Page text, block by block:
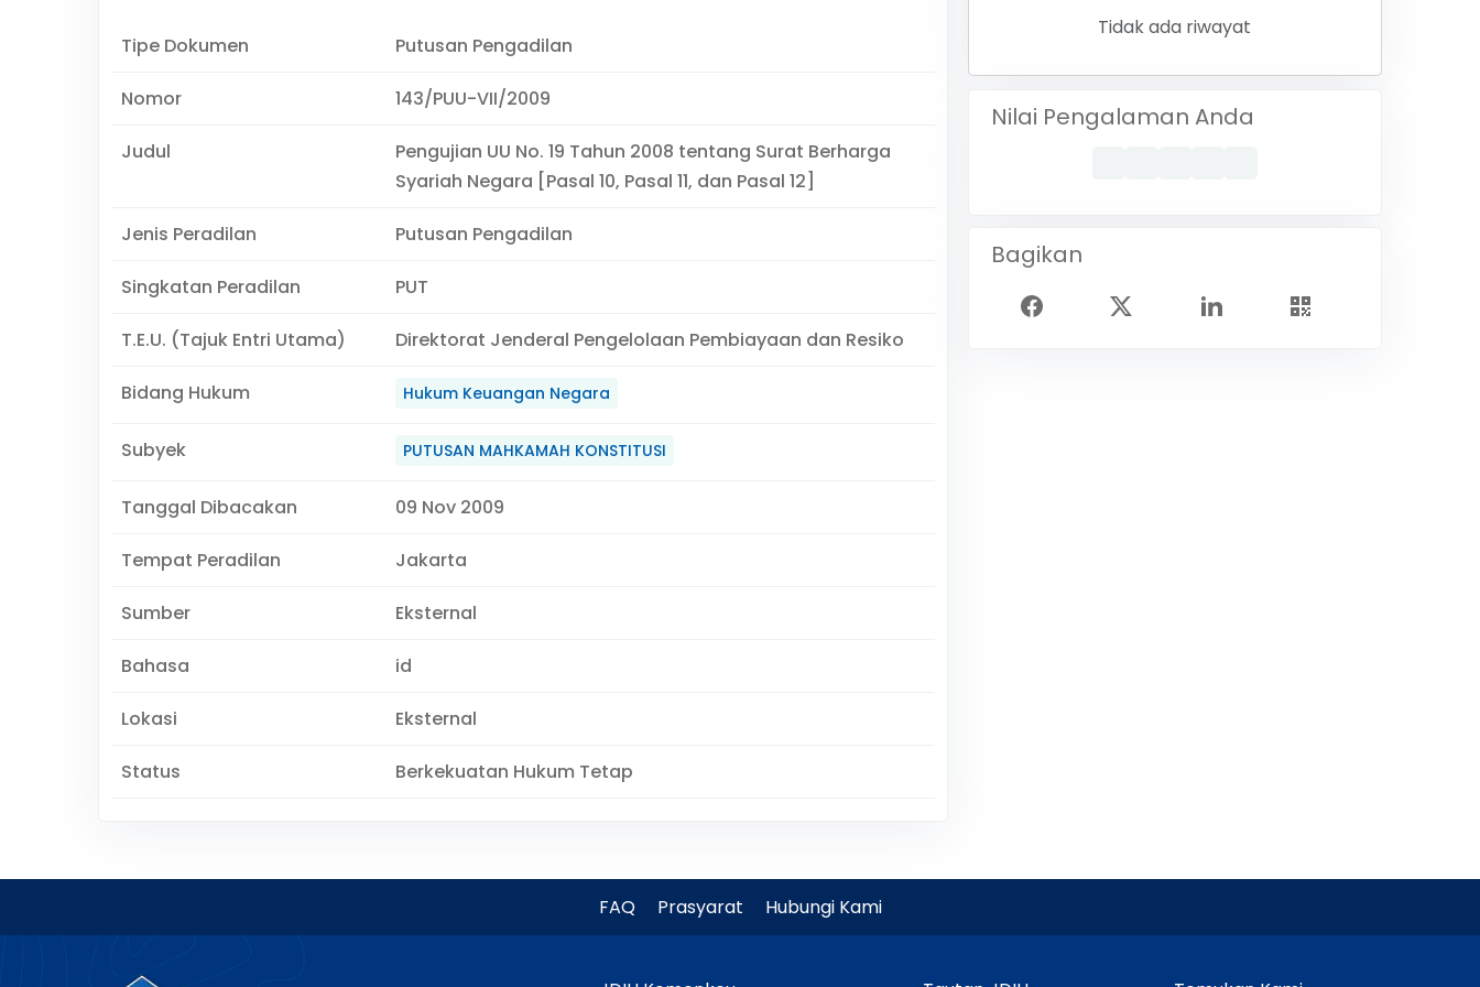
Tipe Dokumen Putusan Pengadilan
Nomor 143/PUU-VII/2009
Judul
Pengujian UU No. 19 Tahun 2008 tentang Surat Berharga
Syariah Negara [Pasal 10, Pasal 11, dan Pasal 12]
Jenis Peradilan Putusan Pengadilan
Singkatan Peradilan PUT
T.E.U. (Tajuk Entri Utama) Direktorat Jenderal Pengelolaan Pembiayaan dan Resiko
Bidang Hukum Hukum Keuangan Negara
Subyek PUTUSAN MAHKAMAH KONSTITUSI
Tanggal Dibacakan 09 Nov 2009
Tempat Peradilan Jakarta
Sumber Eksternal
Bahasa id
Lokasi Eksternal
Status Berkekuatan Hukum Tetap
Tidak ada riwayat
Nilai Pengalaman Anda
Bagikan
FAQ Prasyarat Hubungi Kami